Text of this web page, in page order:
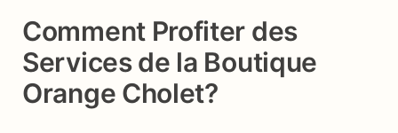
Comment Profiter des
Services de la Boutique
Orange Cholet?